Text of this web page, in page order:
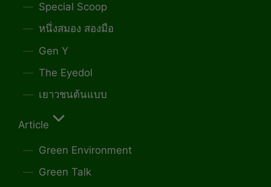
Special Scoop
หนึ่งสมอง สองมือ
Gen Y
The Eyedol
เยาวชนต้นแบบ
Article
Green Environment
Green Talk